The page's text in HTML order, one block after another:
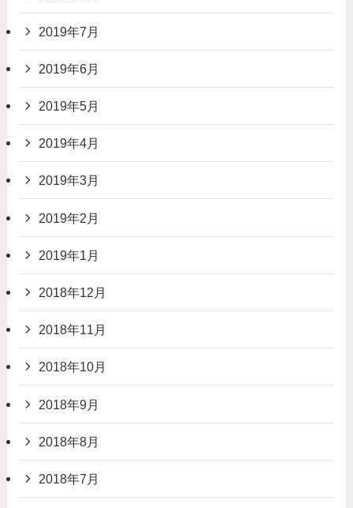
2019年7月
2019年6月
2019年5月
2019年4月
2019年3月
2019年2月
2019年1月
2018年12月
2018年11月
2018年10月
2018年9月
2018年8月
2018年7月